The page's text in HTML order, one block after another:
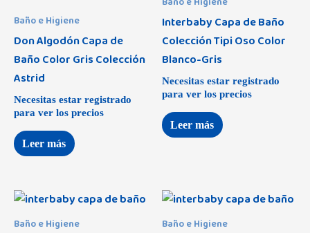
Baño e Higiene
Don Algodón Capa de
Baño Color Gris Colección
Astrid
Necesitas estar registrado
para ver los precios
Leer más
Interbaby Capa de Baño
Colección Tipi Oso Color
Blanco-Gris
Necesitas estar registrado
para ver los precios
Leer más
Baño e Higiene Baño e Higiene